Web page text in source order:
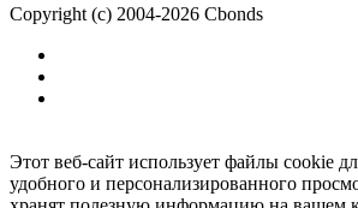
Пользовательское соглашение
Copyright (c) 2004-2026 Cbonds